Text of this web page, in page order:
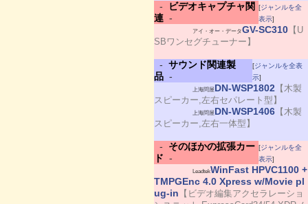
-
ビデオキャプチャ関
連 -
[ジャンルを全
表示]
アイ・オー・データGV-SC310【U
SBワンセグチューナー】
- サウンド関連製
品 -
[ジャンルを全表
示]
上海問屋 DN-WSP1802【木製
スピーカー,左右セパレート型】
上海問屋 DN-WSP1406【木製
スピーカー,左右一体型】
- そのほかの拡張カー
ド -
[ジャンルを全
表示]
LeadtekWinFast HPVC1100 +
TMPGEnc 4.0 Xpress w/Movie pl
ug-in 【ビデオ編集アクセラレーショ